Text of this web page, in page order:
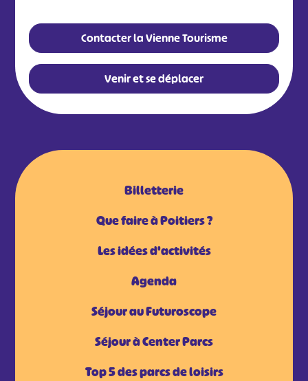
Contacter la Vienne Tourisme
Venir et se déplacer
Billetterie
Que faire à Poitiers ?
Les idées d'activités
Agenda
Séjour au Futuroscope
Séjour à Center Parcs
Top 5 des parcs de loisirs